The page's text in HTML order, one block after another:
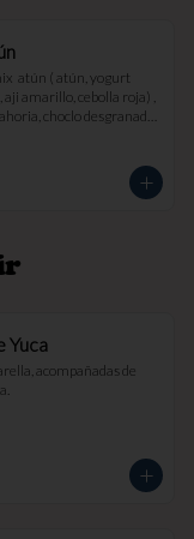
atún ( atún, yogurt
aji amarillo, cebolla roja) ,
choclo desgranado
Yuca
acompañadas de